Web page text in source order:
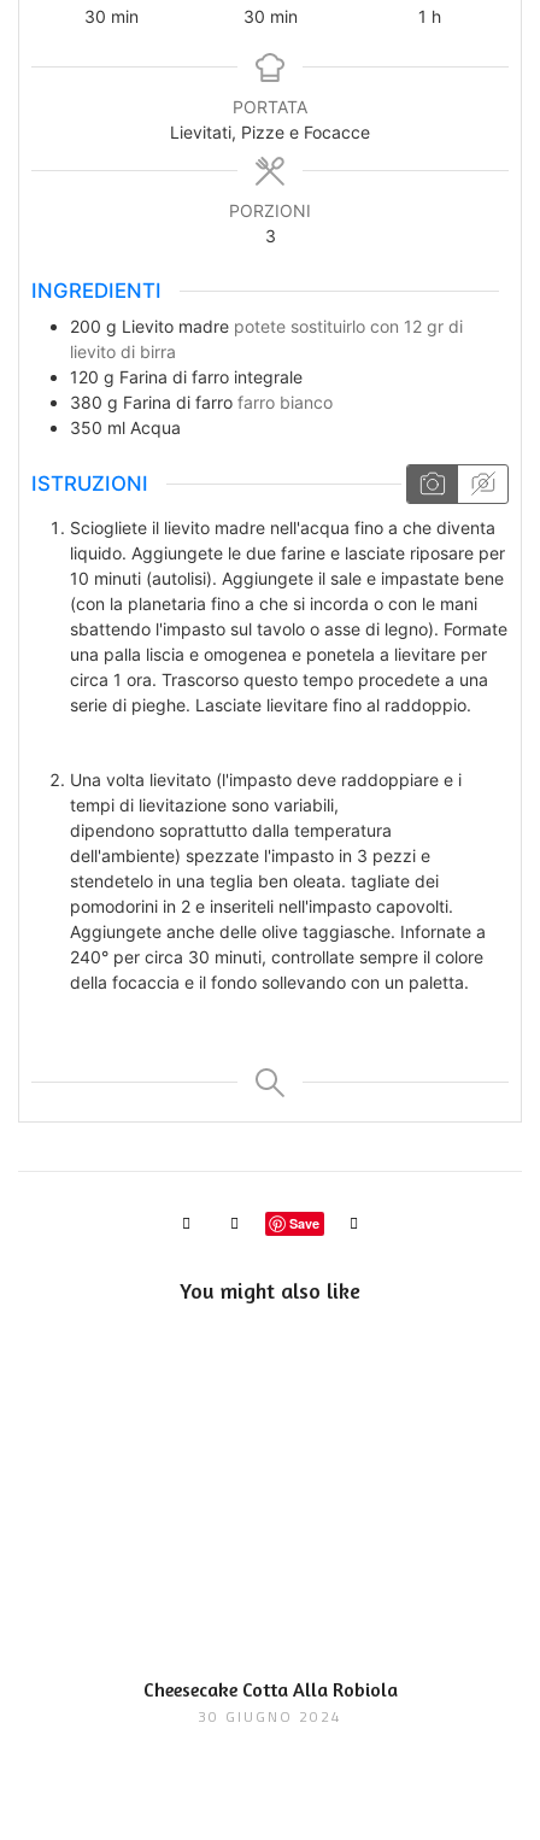
30minuti
min
30minuti
min
1 ora
h
PORTATA
Lievitati, Pizze e Focacce
PORZIONI
3
INGREDIENTI
200 g Lievito madre potete sostituirlo con 12 gr di
lievito di birra
120 g Farina di farro integrale
380 g Farina di farro farro bianco
350 ml Acqua
ISTRUZIONI
Sciogliete il lievito madre nell'acqua fino a che diventa
liquido. Aggiungete le due farine e lasciate riposare per
10 minuti (autolisi). Aggiungete il sale e impastate bene
(con la planetaria fino a che si incorda o con le mani
sbattendo l'impasto sul tavolo o asse di legno). Formate
una palla liscia e omogenea e ponetela a lievitare per
circa 1 ora. Trascorso questo tempo procedete a una
serie di pieghe. Lasciate lievitare fino al raddoppio.
Una volta lievitato (l'impasto deve raddoppiare e i
tempi di lievitazione sono variabili,
dipendono soprattutto dalla temperatura
dell'ambiente) spezzate l'impasto in 3 pezzi e
stendetelo in una teglia ben oleata. tagliate dei
pomodorini in 2 e inseriteli nell'impasto capovolti.
Aggiungete anche delle olive taggiasche. Infornate a
240° per circa 30 minuti, controllate sempre il colore
della focaccia e il fondo sollevando con un paletta.
Save
You might also like
Cheesecake Cotta Alla Robiola
30 GIUGNO 2024